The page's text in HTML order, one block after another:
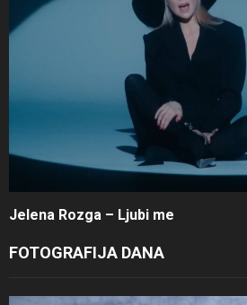
Jelena Rozga – Ljubi me
FOTOGRAFIJA DANA